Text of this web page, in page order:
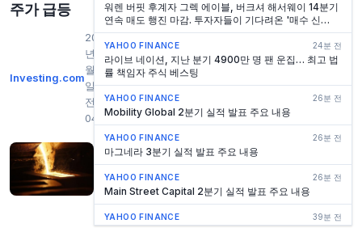
주가 급등
Investing.com
2026
년 6
월 2
일 오
전
04:20
워렌 버핏 후계자 그렉 에이블, 버크셔 해서웨이 14분기
연속 매도 행진 마감. 투자자들이 기다려온 '매수 신
호'인가?
YAHOO FINANCE 24분 전
라이브 네이션, 지난 분기 4900만 명 팬 운집… 최고 법
률 책임자 주식 베스팅
YAHOO FINANCE 26분 전
Mobility Global 2분기 실적 발표 주요 내용
YAHOO FINANCE 26분 전
마그네라 3분기 실적 발표 주요 내용
YAHOO FINANCE 26분 전
Main Street Capital 2분기 실적 발표 주요 내용
YAHOO FINANCE 39분 전